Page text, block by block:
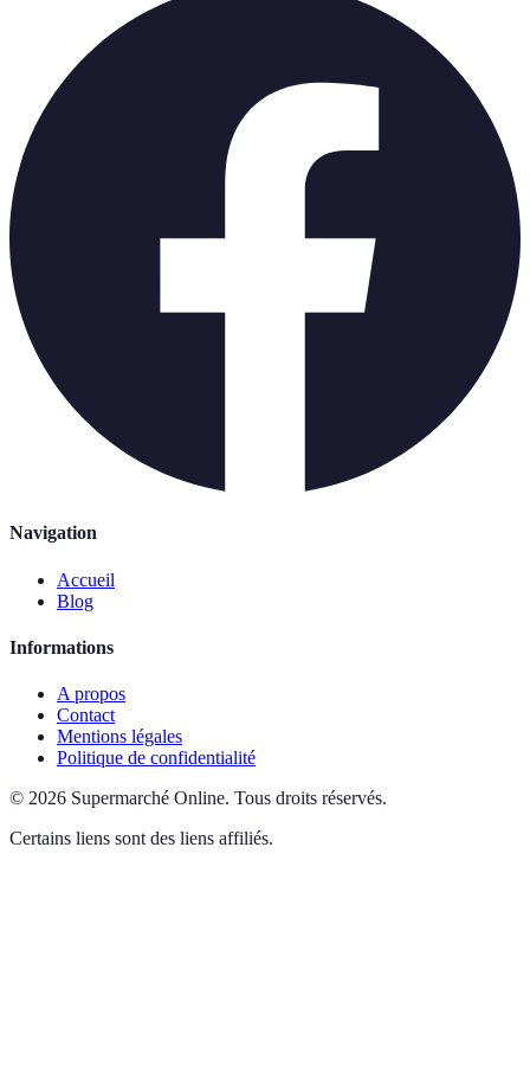
Navigation
Accueil
Blog
Informations
A propos
Contact
Mentions légales
Politique de confidentialité
© 2026 Supermarché Online. Tous droits réservés.
Certains liens sont des liens affiliés.